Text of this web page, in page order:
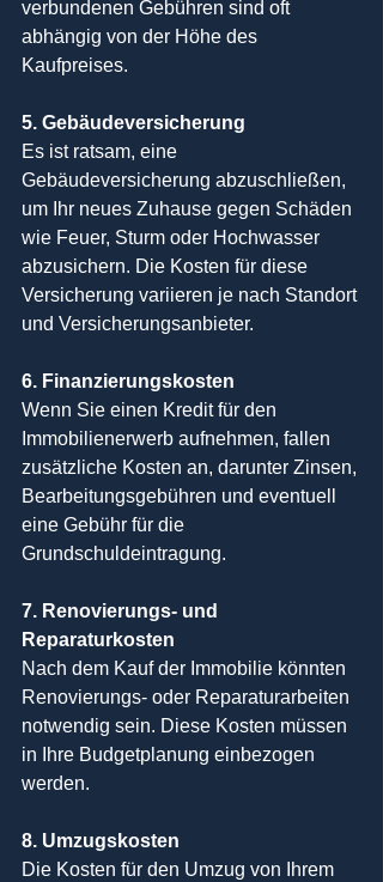
verbundenen Gebühren sind oft
abhängig von der Höhe des
Kaufpreises.
5. Gebäudeversicherung
Es ist ratsam, eine
Gebäudeversicherung abzuschließen,
um Ihr neues Zuhause gegen Schäden
wie Feuer, Sturm oder Hochwasser
abzusichern. Die Kosten für diese
Versicherung variieren je nach Standort
und Versicherungsanbieter.
6. Finanzierungskosten
Wenn Sie einen Kredit für den
Immobilienerwerb aufnehmen, fallen
zusätzliche Kosten an, darunter Zinsen,
Bearbeitungsgebühren und eventuell
eine Gebühr für die
Grundschuldeintragung.
7. Renovierungs- und
Reparaturkosten
Nach dem Kauf der Immobilie könnten
Renovierungs- oder Reparaturarbeiten
notwendig sein. Diese Kosten müssen
in Ihre Budgetplanung einbezogen
werden.
8. Umzugskosten
Die Kosten für den Umzug von Ihrem